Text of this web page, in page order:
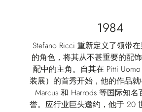
1984
Stefano Ricci 重新定义了领带
的角色，将其从不甚重要的配
配中的主角。自其在 Pitti
装展）的首秀开始，他的作品就
Marcus 和 Harrods 等国际知
誉。应行业巨头邀约，他于 20